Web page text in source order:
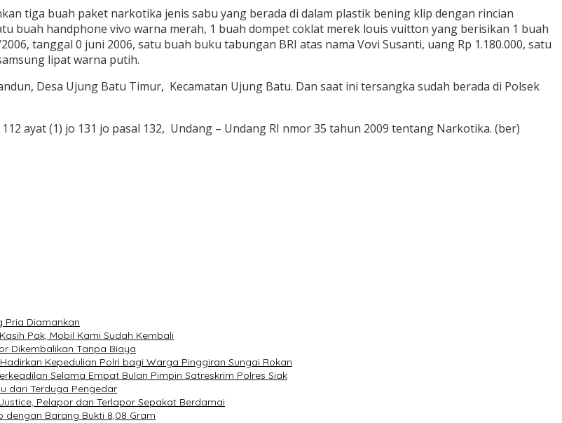
tiga buah paket narkotika jenis sabu yang berada di dalam plastik bening klip dengan rincian
buah handphone vivo warna merah, 1 buah dompet coklat merek louis vuitton yang berisikan 1 buah
tanggal 0 juni 2006, satu buah buku tabungan BRI atas nama Vovi Susanti, uang Rp 1.180.000, satu
lipat warna putih.
Desa Ujung Batu Timur, Kecamatan Ujung Batu. Dan saat ini tersangka sudah berada di Polsek
ayat (1) jo 131 jo pasal 132, Undang – Undang RI nmor 35 tahun 2009 tentang Narkotika. (ber)
Pria Diamankan
Pak, Mobil Kami Sudah Kembali
Dikembalikan Tanpa Biaya
Kepedulian Polri bagi Warga Pinggiran Sungai Rokan
Selama Empat Bulan Pimpin Satreskrim Polres Siak
dari Terduga Pengedar
Pelapor dan Terlapor Sepakat Berdamai
dengan Barang Bukti 8,08 Gram